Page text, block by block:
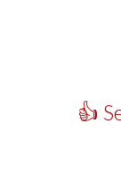
👍